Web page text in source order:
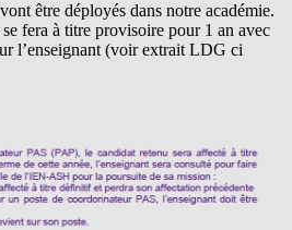
être déployés dans notre académie.
fera à titre provisoire pour 1 an avec
l’enseignant (voir extrait LDG ci